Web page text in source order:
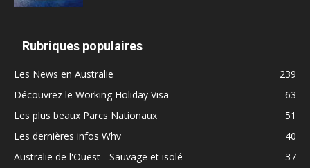
Rubriques populaires
Les News en Australie
239
Découvrez le Working Holiday Visa
63
Les plus beaux Parcs Nationaux
51
Les dernières infos Whv
40
Australie de l'Ouest - Sauvage et isolé
37